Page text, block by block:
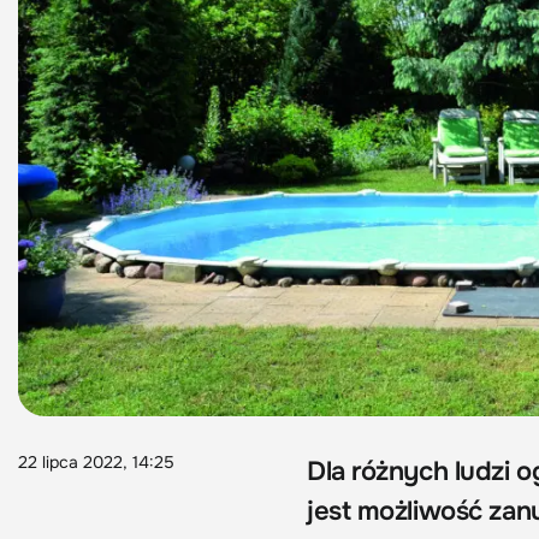
22 lipca 2022, 14:25
Dla różnych ludzi
jest możliwość